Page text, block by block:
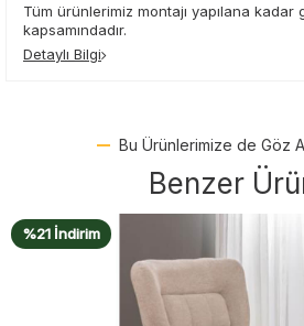
Tüm ürünlerimiz montajı yapılana kadar
kapsamındadır.
Detaylı Bilgi
Bu Ürünlerimize de Göz
Benzer
%21 İndirim